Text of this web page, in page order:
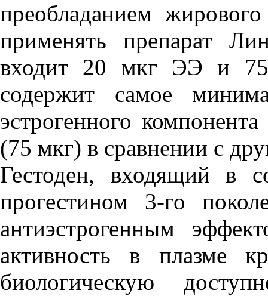
преобладанием
применять препарат
входит 20 мкг ЭЭ и 75
содержит самое
эстрогенного
(75 мкг) в сравнении с
Гестоден, входящий в
прогестином 3-го
антиэстрогенным
активность в плазме
биологическую